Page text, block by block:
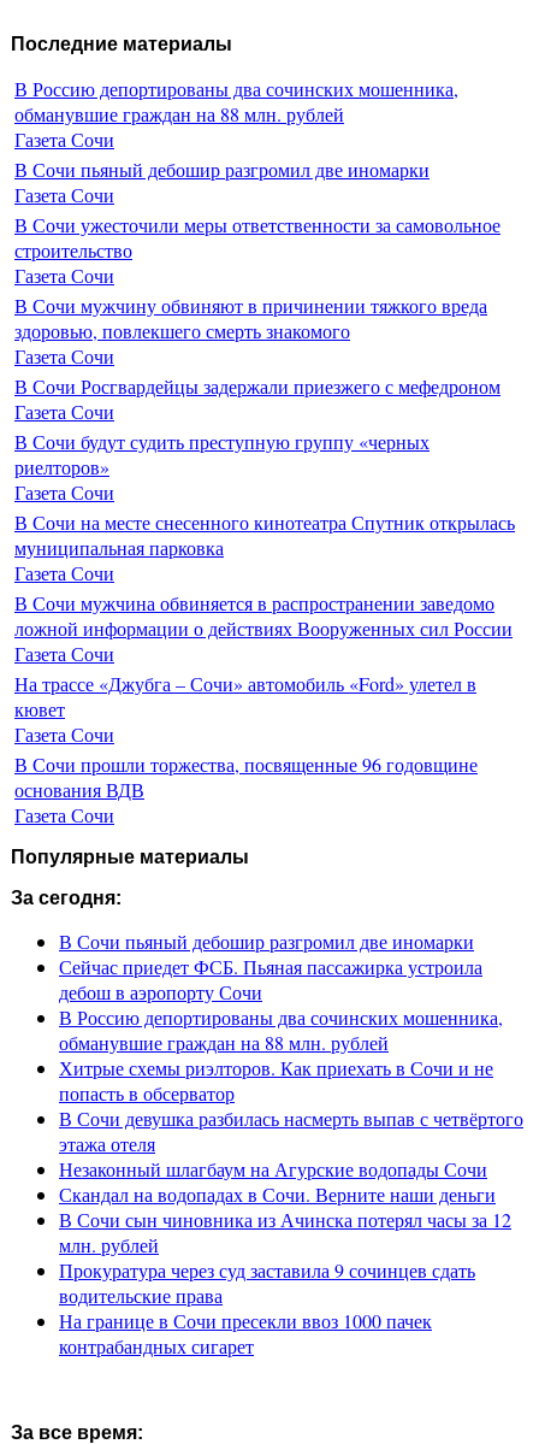
Последние материалы
В Россию депортированы два сочинских мошенника,
обманувшие граждан на 88 млн. рублей
Газета Сочи
В Сочи пьяный дебошир разгромил две иномарки
Газета Сочи
В Сочи ужесточили меры ответственности за самовольное
строительство
Газета Сочи
В Сочи мужчину обвиняют в причинении тяжкого вреда
здоровью, повлекшего смерть знакомого
Газета Сочи
В Сочи Росгвардейцы задержали приезжего с мефедроном
Газета Сочи
В Сочи будут судить преступную группу «черных
риелторов»
Газета Сочи
В Сочи на месте снесенного кинотеатра Спутник открылась
муниципальная парковка
Газета Сочи
В Сочи мужчина обвиняется в распространении заведомо
ложной информации о действиях Вооруженных сил России
Газета Сочи
На трассе «Джубга – Сочи» автомобиль «Ford» улетел в
кювет
Газета Сочи
В Сочи прошли торжества, посвященные 96 годовщине
основания ВДВ
Газета Сочи
Популярные материалы
За сегодня:
В Сочи пьяный дебошир разгромил две иномарки
Сейчас приедет ФСБ. Пьяная пассажирка устроила
дебош в аэропорту Сочи
В Россию депортированы два сочинских мошенника,
обманувшие граждан на 88 млн. рублей
Хитрые схемы риэлторов. Как приехать в Сочи и не
попасть в обсерватор
В Сочи девушка разбилась насмерть выпав с четвёртого
этажа отеля
Незаконный шлагбаум на Агурские водопады Сочи
Скандал на водопадах в Сочи. Верните наши деньги
В Сочи сын чиновника из Ачинска потерял часы за 12
млн. рублей
Прокуратура через суд заставила 9 сочинцев сдать
водительские права
На границе в Сочи пресекли ввоз 1000 пачек
контрабандных сигарет
За все время: